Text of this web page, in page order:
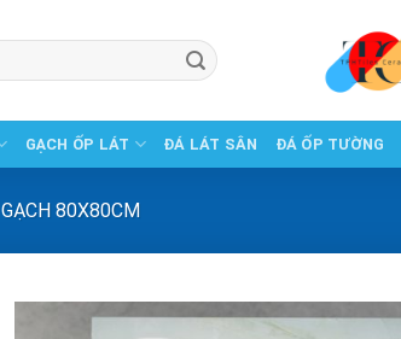
GẠCH ỐP LÁT ĐÁ LÁT SÂN ĐÁ ỐP TƯỜNG
GẠCH 80X80CM